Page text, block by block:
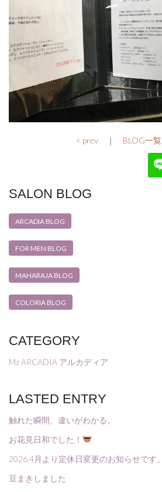
< prev ｜ BLOG一覧
SALON BLOG
ARCADIA BLOG
FOR MEN BLOG
MAHARAJA BLOG
COLORIA BLOG
CATEGORY
Mz ARCADIA アルカディア
LASTED ENTRY
触れた瞬間、違いがわかる。
お花見日和でした！
2026.4月より定休日変更のお知らせです。
豆まきしました